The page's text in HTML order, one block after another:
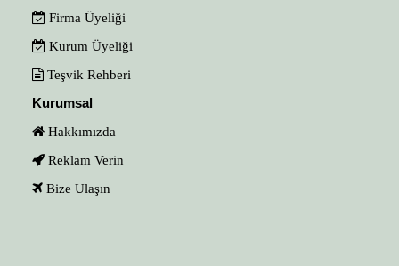
Firma Üyeliği
Kurum Üyeliği
Teşvik Rehberi
Kurumsal
Hakkımızda
Reklam Verin
Bize Ulaşın